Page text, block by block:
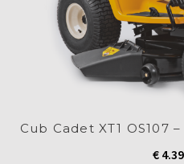
Cub Cadet XT1 OS107
€